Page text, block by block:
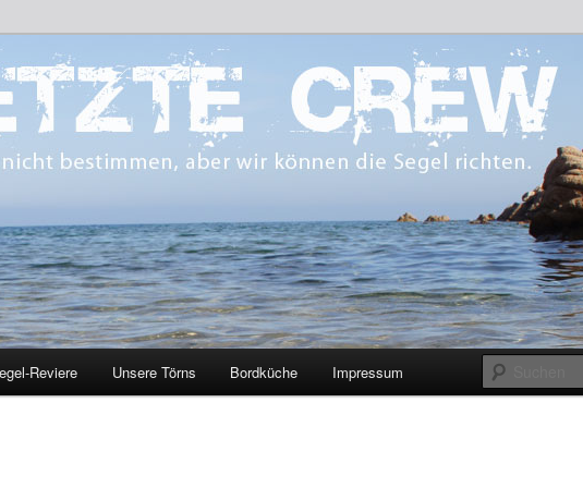
bestimmen, aber wir können die Segel richten.
Reviere Unsere Törns Bordküche Impressum